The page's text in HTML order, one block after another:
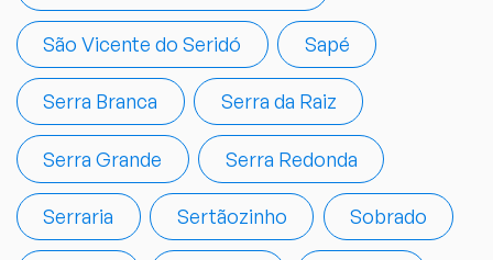
São Vicente do Seridó Sapé
Serra Branca Serra da Raiz
Serra Grande Serra Redonda
Serraria Sertãozinho Sobrado